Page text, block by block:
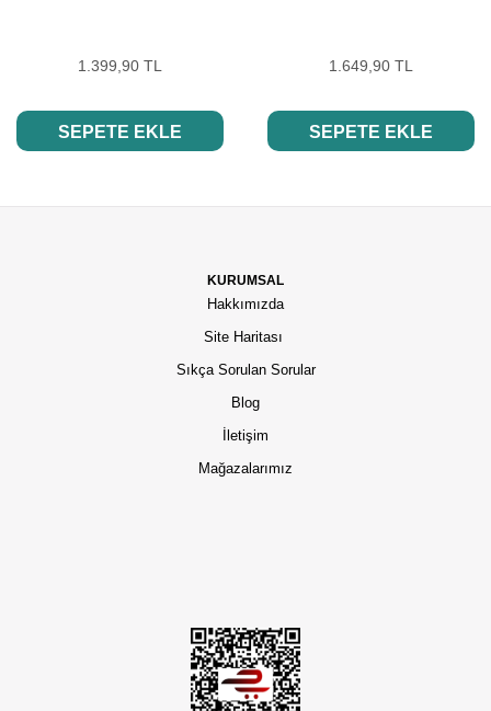
1.399,90 TL
SEPETE EKLE
1.649,90 TL
SEPETE EKLE
KURUMSAL
Hakkımızda
Site Haritası
Sıkça Sorulan Sorular
Blog
İletişim
Mağazalarımız